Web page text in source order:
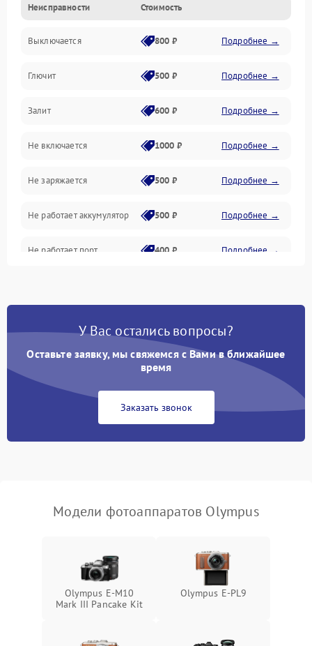
Электронные ошибки
Механические проблемы
Матрица и оптика
Питание и питание цепей
Проблемы с картами памяти
Объективы
Программные сбои
Коммуникации и интерфейсы
Неисправности Стоимость
Выключается 800 ₽ Подробнее →
Глючит 500 ₽ Подробнее →
Залит 600 ₽ Подробнее →
Не включается 1000 ₽ Подробнее →
Не заряжается 500 ₽ Подробнее →
Не работает аккумулятор 500 ₽ Подробнее →
Не работает порт 400 ₽ Подробнее →
У Вас остались вопросы?
Оставьте заявку, мы свяжемся с Вами в ближайшее
время
Заказать звонок
Модели фотоаппаратов Olympus
Olympus E-M10
Mark III Pancake Kit
Olympus E‑PL9